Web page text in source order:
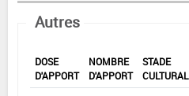
Autres
DOSE
D'APPORT
NOMBRE
D'APPORT
STADE
CULTURAL